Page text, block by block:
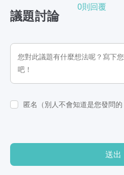
議題討論
0則回覆
匿名（別人不會知道是您發問的
送出